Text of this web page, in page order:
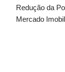
Redução da
Mercado